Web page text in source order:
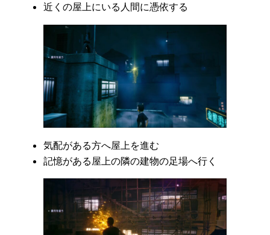
近くの屋上にいる人間に憑依する
気配がある方へ屋上を進む
記憶がある屋上の隣の建物の足場へ行く